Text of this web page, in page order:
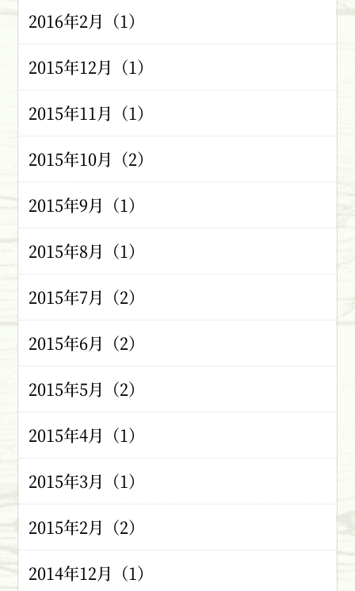
2016年2月（1）
2015年12月（1）
2015年11月（1）
2015年10月（2）
2015年9月（1）
2015年8月（1）
2015年7月（2）
2015年6月（2）
2015年5月（2）
2015年4月（1）
2015年3月（1）
2015年2月（2）
2014年12月（1）